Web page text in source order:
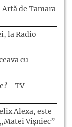
de Tamara
la Radio
cu
- TV
Alexa, este
Vișniec”